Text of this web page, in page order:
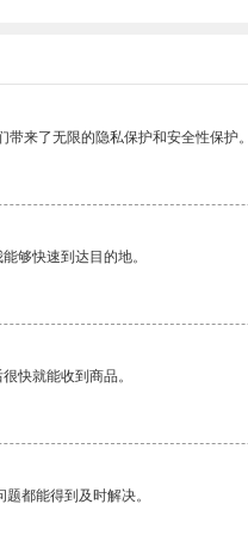
带来了无限的隐私保护和安全性保护
够快速到达目的地。
快就能收到商品。
都能得到及时解决。